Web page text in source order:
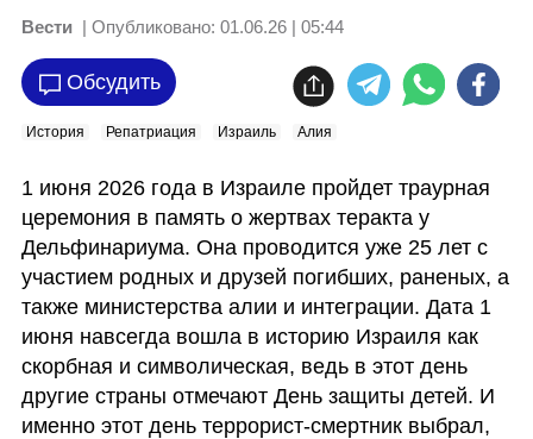
Вести | Опубликовано: 01.06.26 | 05:44
Обсудить
История Репатриация Израиль Алия
1 июня 2026 года в Израиле пройдет траурная
церемония в память о жертвах теракта у
Дельфинариума. Она проводится уже 25 лет с
участием родных и друзей погибших, раненых, а
также министерства алии и интеграции. Дата 1
июня навсегда вошла в историю Израиля как
скорбная и символическая, ведь в этот день
другие страны отмечают День защиты детей. И
именно этот день террорист-смертник выбрал,